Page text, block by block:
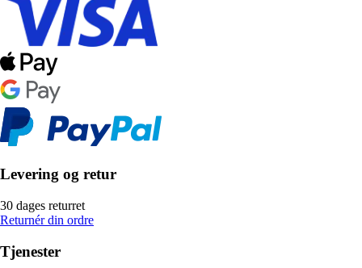
Levering og retur
30 dages returret
Returnér din ordre
Tjenester